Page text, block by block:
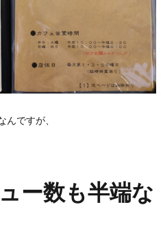
ですが、
ー数も半端な